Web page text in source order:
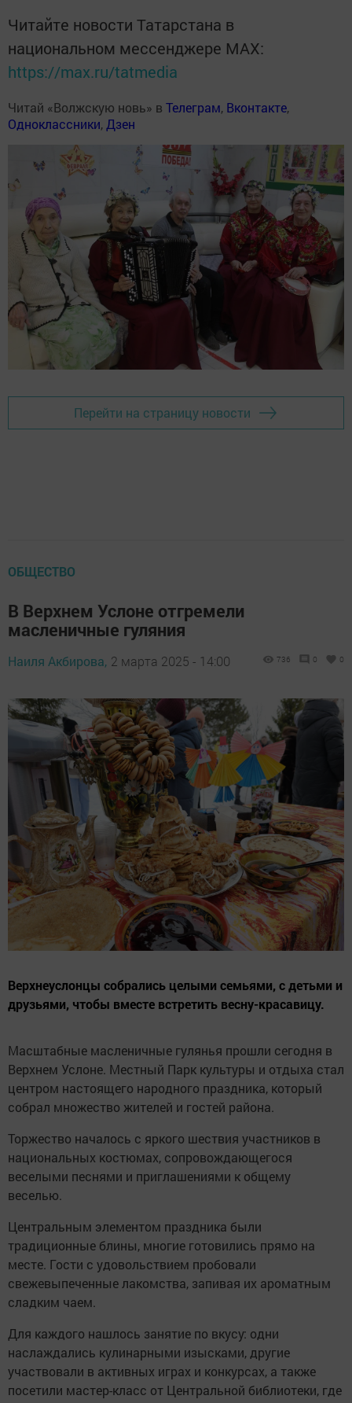
Читайте новости Татарстана в
национальном мессенджере MАХ:
https://max.ru/tatmedia
Читай «Волжскую новь» в Телеграм, Вконтакте,
Одноклассники,Дзен
Перейти на страницу новости
ОБЩЕСТВО
В Верхнем Услоне отгремели
масленичные гуляния
Наиля Акбирова, 2 марта 2025 - 14:00 736 0 0
Верхнеуслонцы собрались целыми семьями, с детьми и
друзьями, чтобы вместе встретить весну-красавицу.
Масштабные масленичные гулянья прошли сегодня в
Верхнем Услоне. Местный Парк культуры и отдыха стал
центром настоящего народного праздника, который
собрал множество жителей и гостей района.
Торжество началось с яркого шествия участников в
национальных костюмах, сопровождающегося
веселыми песнями и приглашениями к общему
веселью.
Центральным элементом праздника были
традиционные блины, многие готовились прямо на
месте. Гости с удовольствием пробовали
свежевыпеченные лакомства, запивая их ароматным
сладким чаем.
Для каждого нашлось занятие по вкусу: одни
наслаждались кулинарными изысками, другие
участвовали в активных играх и конкурсах, а также
посетили мастер-класс от Центральной библиотеки, где